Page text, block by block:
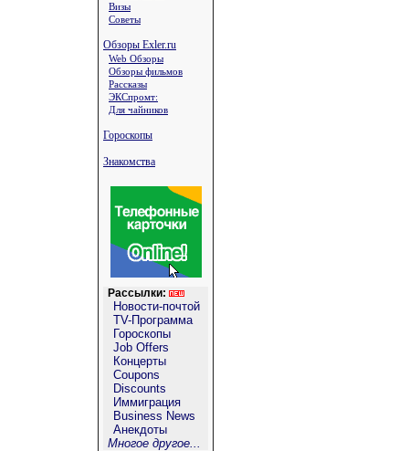
Визы
Советы
Обзоры Exler.ru
Web Обзоры
Обзоры фильмов
Рассказы
ЭКСпромт:
Для чайников
Гороскопы
Знакомства
Рассылки:
Новости-почтой
TV-Программа
Гороскопы
Job Offers
Концерты
Coupons
Discounts
Иммиграция
Business News
Анекдоты
Многое другое...